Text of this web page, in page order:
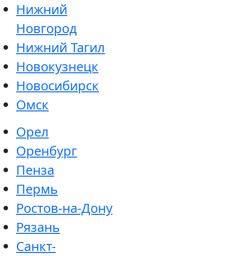
Нижний
Новгород
Нижний Тагил
Новокузнецк
Новосибирск
Омск
Орел
Оренбург
Пенза
Пермь
Ростов-на-Дону
Рязань
Санкт-